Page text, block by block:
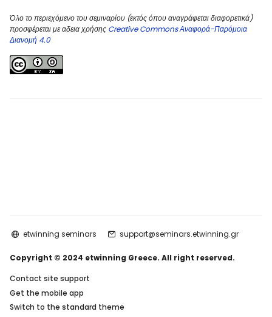
Όλο το περιεχόμενο του σεμιναρίου (εκτός όπου αναγράφεται διαφορετικά)
προσφέρεται με αδεια χρήσης Creative Commons Αναφορά-Παρόμοια
Διανομή 4.0
etwinning seminars support@seminars.etwinning.gr
Copyright © 2024 etwinning Greece. All right reserved.
Contact site support
Get the mobile app
Switch to the standard theme